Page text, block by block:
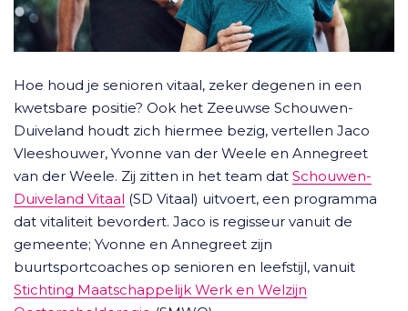
Hoe houd je senioren vitaal, zeker degenen in een
kwetsbare positie? Ook het Zeeuwse Schouwen-
Duiveland houdt zich hiermee bezig, vertellen Jaco
Vleeshouwer, Yvonne van der Weele en Annegreet
van der Weele. Zij zitten in het team dat Schouwen-
Duiveland Vitaal (SD Vitaal) uitvoert, een programma
dat vitaliteit bevordert. Jaco is regisseur vanuit de
gemeente; Yvonne en Annegreet zijn
buurtsportcoaches op senioren en leefstijl, vanuit
Stichting Maatschappelijk Werk en Welzijn